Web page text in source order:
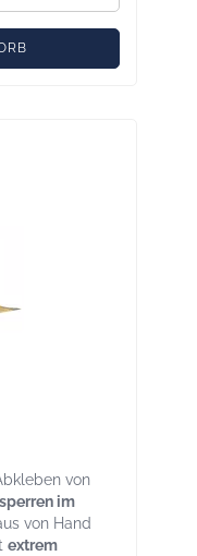
von
im
von Hand
extrem